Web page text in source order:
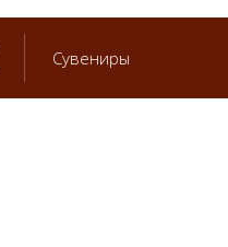
Сувениры